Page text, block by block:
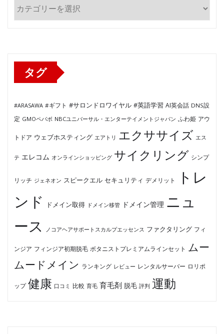
テ
タグ
#ARASAWA #ギフト #サロンドロワイヤル #英語学習 AI英会話 DNS設
定 GMOペパボ NBCユニバーサル・エンターテイメントジャパン ふわ姫 アウ
トドア ウェブホスティング エアトリ エクササイズ エス
テ エレコム オンラインショッピング サイクリング シンプ
リッチ ジェネオン スピークエル セキュリティ デメリット
トレ
ンド
ドメイン取得 ドメイン移管 ドメイン管理 ニュ
ース
ノコアヘアサポートスカルプエッセンス ファクタリング フィ
ンジア フィンジア初期脱毛 ボタニストプレミアムラインセット ムー
ムードメイン ランキング レビュー レンタルサーバー ロリポ
ップ 健康 口コミ 比較 育毛 育毛剤 脱毛 評判 運動